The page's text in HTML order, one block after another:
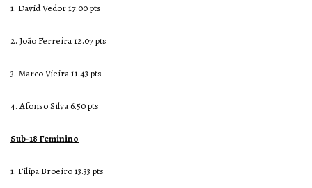
1. David Vedor 17.00 pts
2. João Ferreira 12.07 pts
3. Marco Vieira 11.43 pts
4. Afonso Silva 6.50 pts
Sub-18 Feminino
1. Filipa Broeiro 13.33 pts